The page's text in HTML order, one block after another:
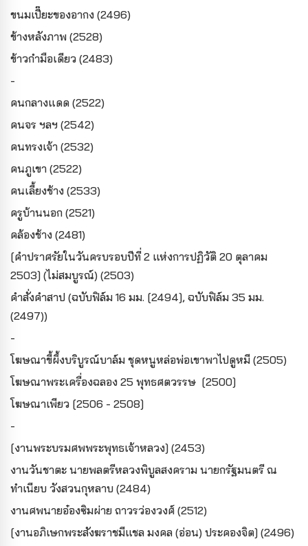
ขนมเปี๊ยะของอากง (2496)
ข้างหลังภาพ (2528)
ข้าวกำมือเดียว (2483)
-
คนกลางแดด (2522)
คนจร ฯลฯ (2542)
คนทรงเจ้า (2532)
คนภูเขา (2522)
คนเลี้ยงช้าง (2533)
ครูบ้านนอก (2521)
คล้องช้าง (2481)
[คำปราศรัยในวันครบรอบปีที่ 2 แห่งการปฏิวัติ 20 ตุลาคม
2503] (ไม่สมบูรณ์) (2503)
คำสั่งคำสาป (ฉบับฟิล์ม 16 มม. [2494], ฉบับฟิล์ม 35 มม.
(2497))
-
โฆษณาขี้ผึ้งบริบูรณ์บาล์ม ชุดหนูหล่อพ่อเขาพาไปดูหมี (2505)
โฆษณาพระเครื่องฉลอง 25 พุทธศตวรรษ [2500]
โฆษณาเพียว [2506 - 2508]
-
[งานพระบรมศพพระพุทธเจ้าหลวง] (2453)
งานวันชาตะ นายพลตรีหลวงพิบูลสงคราม นายกรัฐมนตรี ณ
ทำเนียบ วังสวนกุหลาบ (2484)
งานศพนายอ๋องซิมผ่าย ถาวรว่องวงศ์ (2512)
[งานอภิเษกพระสังฆราชมีแชล มงคล (อ่อน) ประคองจิต] (2496)